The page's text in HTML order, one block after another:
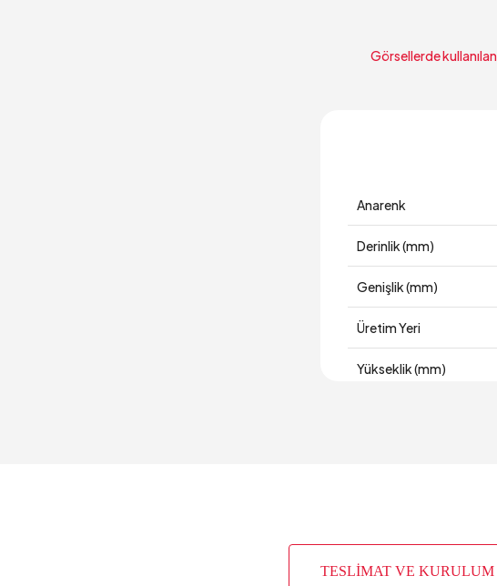
Görsellerde
Anarenk
Derinlik (mm)
Genişlik (mm)
Üretim Yeri
Yükseklik (mm)
TESLİMAT VE KURULUM